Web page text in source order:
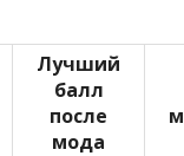
Лучший
балл
после
мода